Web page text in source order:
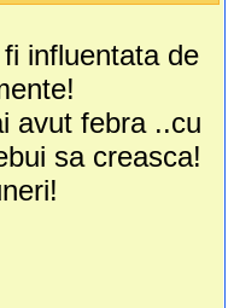
influentata de
avut febra ..cu
sa creasca!